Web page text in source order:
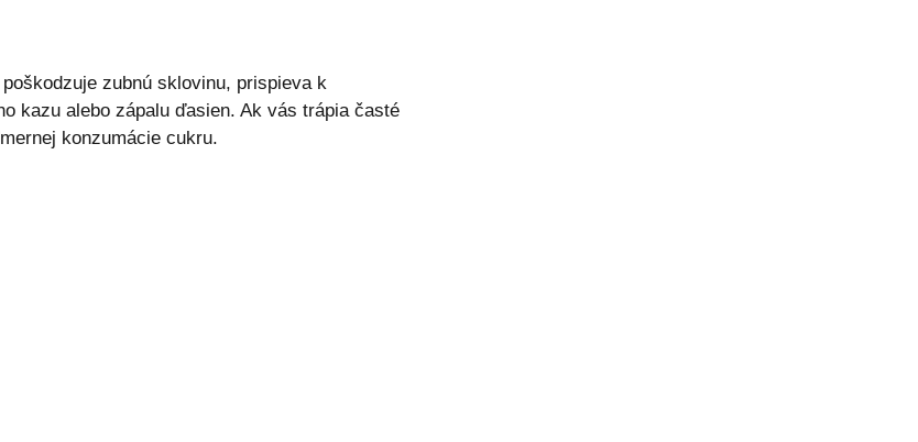
zubnú sklovinu, prispieva k
kazu alebo zápalu ďasien. Ak vás trápia časté
konzumácie cukru.